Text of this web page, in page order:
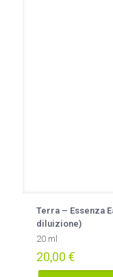
Terra – Essenza
diluizione)
20 ml
20,00 €